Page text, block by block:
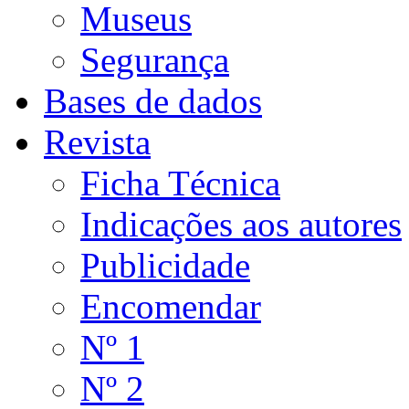
Museus
Segurança
Bases de dados
Revista
Ficha Técnica
Indicações aos autores
Publicidade
Encomendar
Nº 1
Nº 2